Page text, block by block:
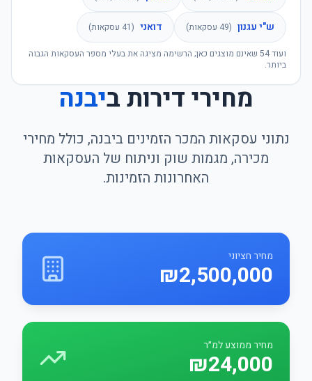
ש"י עגנון (
49 עסקאות) דואני (
41 עסקאות)
ועוד54 שאינם מוצגים כאן; הרשימה מציגה את בעלי מספר העסקאות הגבוה
ביותר.
מחירי דירות ביבנה
נתוני עסקאות המכר הזמינים ביבנה, כולל מחירי
מכירה, מגמות שוק וניתוח של העסקאות
האחרונות הזמינות.
מחיר חציוני
₪2,500,000
מחיר ממוצע למ״ר
₪24,000